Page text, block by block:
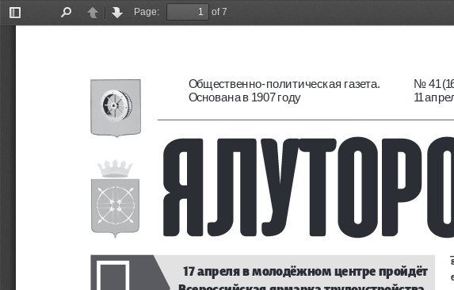
Toggle
PreviousNext
Page:
of 7
Общественно-политическая газета.
Основана в 1907 году
No 41
11
17 апреля в молодёжном центре пройдёт